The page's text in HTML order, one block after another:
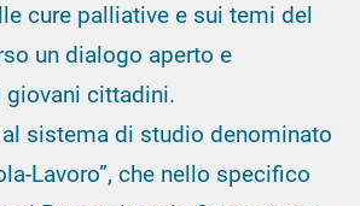
cure palliative e sui temi del
un dialogo aperto e
cittadini.
sistema di studio denominato
Lavoro”, che nello specifico